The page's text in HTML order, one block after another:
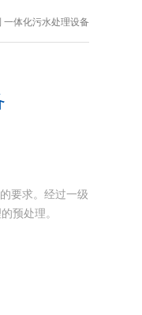
体化污水处理设备
要求。经过一级
预处理。
以上，使有